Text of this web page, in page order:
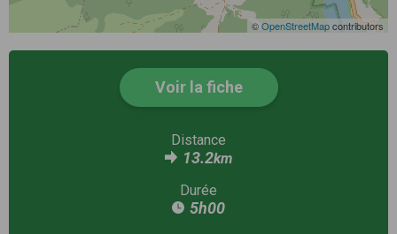
©OpenStreetMapcontributors
Voir la fiche
Distance
13.2km
Durée
5h00